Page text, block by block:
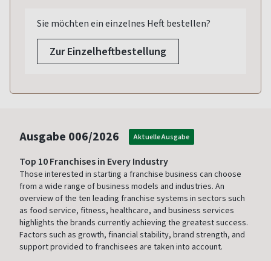
Sie möchten ein einzelnes Heft bestellen?
Zur Einzelheftbestellung
Ausgabe 006/2026 Aktuelle Ausgabe
Top 10 Franchises in Every Industry
Those interested in starting a franchise business can choose
from a wide range of business models and industries. An
overview of the ten leading franchise systems in sectors such
as food service, fitness, healthcare, and business services
highlights the brands currently achieving the greatest success.
Factors such as growth, financial stability, brand strength, and
support provided to franchisees are taken into account.